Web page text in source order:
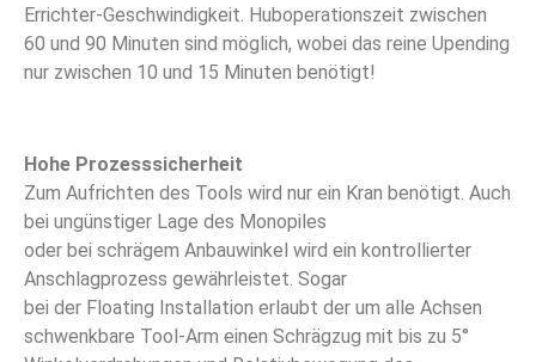
Errichter-Geschwindigkeit. Huboperationszeit zwischen
60 und 90 Minuten sind möglich, wobei das reine Upending
nur zwischen 10 und 15 Minuten benötigt!
Hohe Prozesssicherheit
Zum Aufrichten des Tools wird nur ein Kran benötigt. Auch
bei ungünstiger Lage des Monopiles
oder bei schrägem Anbauwinkel wird ein kontrollierter
Anschlagprozess gewährleistet. Sogar
bei der Floating Installation erlaubt der um alle Achsen
schwenkbare Tool-Arm einen Schrägzug mit bis zu 5°